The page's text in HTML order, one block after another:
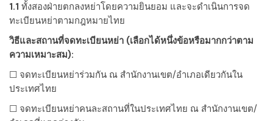
1.1 ทั้งสองฝ่ายตกลงหย่าโดยความยินยอม และจะดำเนินการจด
ทะเบียนหย่าตามกฎหมายไทย
วิธีและสถานที่จดทะเบียนหย่า (เลือกได้หนึ่งข้อหรือมากกว่าตาม
ความเหมาะสม):
☐ จดทะเบียนหย่าร่วมกัน ณ สำนักงานเขต/อำเภอเดียวกันใน
ประเทศไทย
☐ จดทะเบียนหย่าคนละสถานที่ในประเทศไทย ณ สำนักงานเขต/